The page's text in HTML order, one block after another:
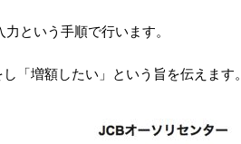
という手順で行います。
「増額したい」という旨を伝えます。